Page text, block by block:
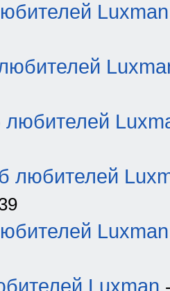
Luxman
любителей
любителей
Luxman
Luxman